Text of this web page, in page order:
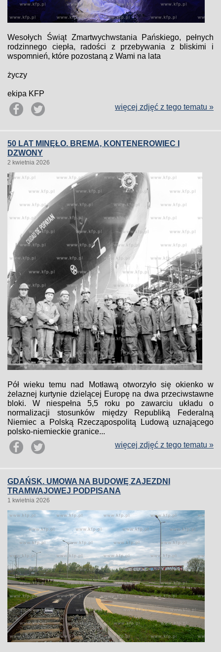
Wesołych Świąt Zmartwychwstania Pańskiego, pełnych
rodzinnego ciepła, radości z przebywania z bliskimi i
wspomnień, które pozostaną z Wami na lata
życzy
ekipa KFP
więcej zdjęć z tego tematu »
50 LAT MINĘŁO. BREMA, KONTENEROWIEC I
DZWONY
2 kwietnia 2026
Pół wieku temu nad Motławą otworzyło się okienko w
żelaznej kurtynie dzielącej Europę na dwa przeciwstawne
bloki. W niespełna 5,5 roku po zawarciu układu o
normalizacji stosunków między Republiką Federalną
Niemiec a Polską Rzecząpospolitą Ludową uznającego
polsko-niemieckie granice...
więcej zdjęć z tego tematu »
GDAŃSK. UMOWA NA BUDOWĘ ZAJEZDNI
TRAMWAJOWEJ PODPISANA
1 kwietnia 2026